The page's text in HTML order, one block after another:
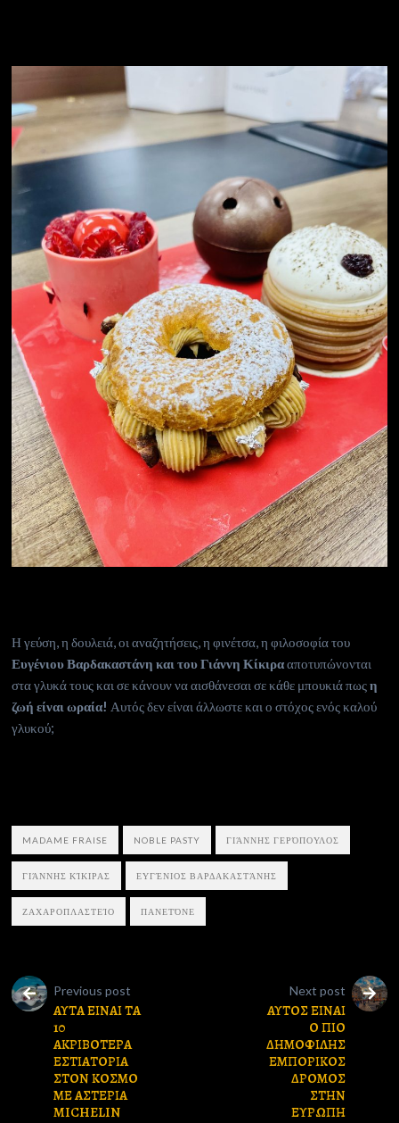
Η γεύση, η δουλειά, οι αναζητήσεις, η φινέτσα, η φιλοσοφία του
Ευγένιου Βαρδακαστάνη και του Γιάννη Κίκιρααποτυπώνονται
στα γλυκά τους και σε κάνουν να αισθάνεσαι σε κάθε μπουκιά πωςη
ζωή είναι ωραία! Αυτός δεν είναι άλλωστε και ο στόχος ενός καλού
γλυκού;
MADAME FRAISE NOBLE PASTY ΓΙΆΝΝΗΣ ΓΕΡΌΠΟΥΛΟΣ
ΓΙΆΝΝΗΣ ΚΊΚΙΡΑΣ ΕΥΓΈΝΙΟΣ ΒΑΡΔΑΚΑΣΤΆΝΗΣ
ΖΑΧΑΡΟΠΛΑΣΤΕΊΟ ΠΑΝΕΤΌΝΕ
Previous post
ΑΥΤΑ ΕΙΝΑΙ ΤΑ
10
ΑΚΡΙΒΟΤΕΡΑ
ΕΣΤΙΑΤΟΡΙΑ
ΣΤΟΝ ΚΟΣΜΟ
ΜΕ ΑΣΤΕΡΙΑ
MICHELIN
Next post
ΑΥΤΟΣ ΕΙΝΑΙ
Ο ΠΙΟ
ΔΗΜΟΦΙΛΗΣ
ΕΜΠΟΡΙΚΟΣ
ΔΡΟΜΟΣ
ΣΤΗΝ
ΕΥΡΩΠΗ